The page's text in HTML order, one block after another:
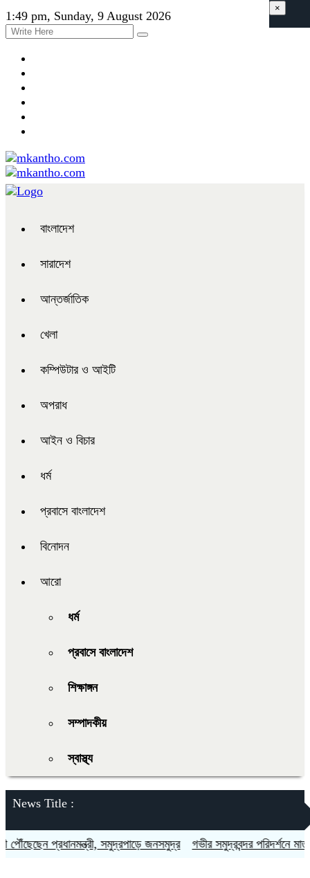
1:49 pm, Sunday, 9 August 2026
বাংলাদেশ
সারাদেশ
আন্তর্জাতিক
খেলা
কম্পিউটার ও আইটি
অপরাধ
আইন ও বিচার
ধর্ম
প্রবাসে বাংলাদেশ
বিনোদন
আরো
ধর্ম
প্রবাসে বাংলাদেশ
শিক্ষাঙ্গন
সম্পাদকীয়
স্বাস্থ্য
News Title :
প্রধানমন্ত্রী, সমুদ্রপাড়ে জনসমুদ্র গভীর সমুদ্রবন্দর পরিদর্শনে
×